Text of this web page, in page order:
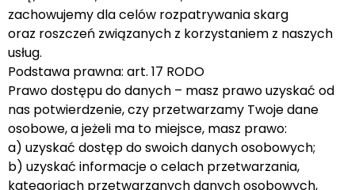
zachowujemy dla celów rozpatrywania skarg
oraz roszczeń związanych z korzystaniem z naszych
usług.
Podstawa prawna: art. 17 RODO
Prawo dostępu do danych – masz prawo uzyskać od
nas potwierdzenie, czy przetwarzamy Twoje dane
osobowe, a jeżeli ma to miejsce, masz prawo:
a) uzyskać dostęp do swoich danych osobowych;
b) uzyskać informacje o celach przetwarzania,
kategoriach przetwarzanych danych osobowych,